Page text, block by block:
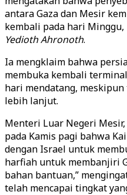
antara Gaza dan Mesir
kembali pada hari
Yedioth Ahronoth.
Ia mengklaim bahwa
membuka kembali
hari mendatang,
lebih lanjut.
Menteri Luar Negeri
pada Kamis pagi bahwa
dengan Israel untuk
harfiah untuk membanjiri
bahan bantuan,”
telah mencapai tingkat